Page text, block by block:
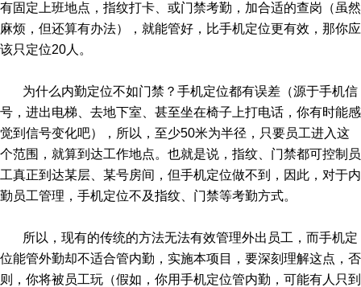
有固定上班地点，指纹打卡、或门禁考勤，加合适的查岗（虽然
麻烦，但还算有办法），就能管好，比手机定位更有效，那你应
该只定位20人。
为什么内勤定位不如门禁？手机定位都有误差（源于手机信
号，进出电梯、去地下室、甚至坐在椅子上打电话，你有时能感
觉到信号变化吧），所以，至少50米为半径，只要员工进入这
个范围，就算到达工作地点。也就是说，指纹、门禁都可控制员
工真正到达某层、某号房间，但手机定位做不到，因此，对于内
勤员工管理，手机定位不及指纹、门禁等考勤方式。
所以，现有的传统的方法无法有效管理外出员工，而手机定
位能管外勤却不适合管内勤，实施本项目，要深刻理解这点，否
则，你将被员工玩（假如，你用手机定位管内勤，可能有人只到